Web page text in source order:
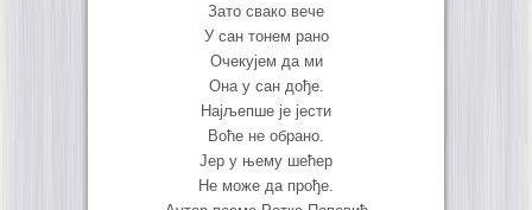
Зато свако вече
У сан тонем рано
Очекујем да ми
Она у сан дође.
Најљепше је јести
Воће не обрано.
Јер у њему шећер
Не може да прође.